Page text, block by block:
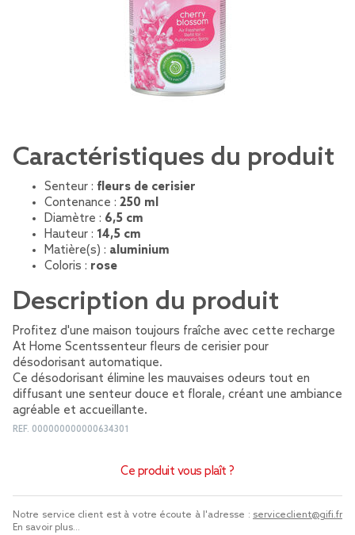
Caractéristiques du produit
Senteur : fleurs de cerisier
Contenance : 250 ml
Diamètre : 6,5 cm
Hauteur : 14,5 cm
Matière(s) : aluminium
Coloris : rose
Description du produit
Profitez d'une maison toujours fraîche avec cette recharge
At Home Scentssenteur fleurs de cerisier pour
désodorisant automatique.
Ce désodorisant élimine les mauvaises odeurs tout en
diffusant une senteur douce et florale, créant une ambiance
agréable et accueillante.
REF. 000000000000634301
Ce produit vous plaît ?
Notre service client est à votre écoute à l'adresse : serviceclient@gifi.fr
En savoir plus...